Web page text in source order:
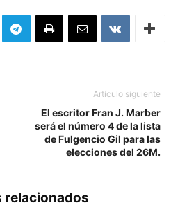
Artículo siguiente
El escritor Fran J. Marber
será el número 4 de la lista
de Fulgencio Gil para las
elecciones del 26M.